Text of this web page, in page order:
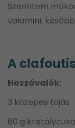
Szerintem
valamint később
A
Hozzávalók:
3 közepes tojás
60 g